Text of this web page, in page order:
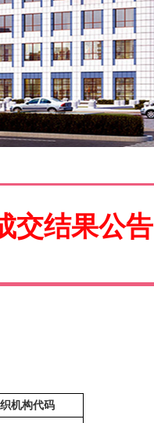
交结果公告
机构代码